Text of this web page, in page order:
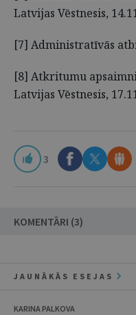
Latvijas Vēstnesis,
[7] Administratīvās
[8] Atkritumu
Latvijas Vēstnesis,
3
KOMENTĀRI (3)
JAUNĀKĀS ESEJAS
KARINA PALKOVA